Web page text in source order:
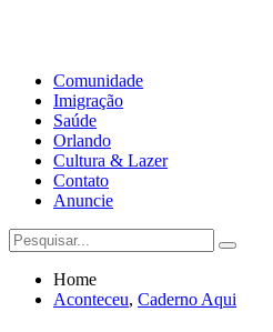
Comunidade
Imigração
Saúde
Orlando
Cultura & Lazer
Contato
Anuncie
Home
Aconteceu, Caderno Aqui